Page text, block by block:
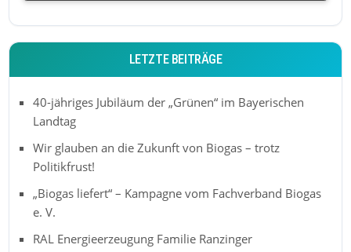
LETZTE BEITRÄGE
40-jähriges Jubiläum der „Grünen“ im Bayerischen
Landtag
Wir glauben an die Zukunft von Biogas – trotz
Politikfrust!
„Biogas liefert“ – Kampagne vom Fachverband Biogas
e. V.
RAL Energieerzeugung Familie Ranzinger